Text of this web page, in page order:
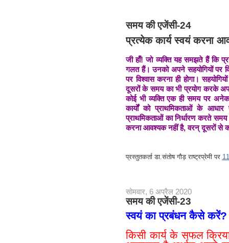
समय की एजेंसी-24
प्रत्येक कार्य स्वयं करना
जी हाँ! जो व्यक्ति यह समझते हैं कि
गलत हैं। उनको अपने सहयोगियों पर
पर विश्वास करना ही होगा।
दूसरों के समय का भी प्रयोग करके
कोई भी व्यक्ति एक ही समय पर
कार्यों को प्राथमिकताओं के आधार
प्राथमिकताओं का निर्धारण करते समय
करना आवश्यक नहीं है, वरन् दूसरों से
प्रस्तुतकर्ताडा.संतोष गौड़ राष्ट्रप्रेमी पर
सोमवार, 6 अप्रैल 2020
समय की एजेंसी-23
स्वयं का प्रबंधन कैसे करें?
किसी कार्य के सफल